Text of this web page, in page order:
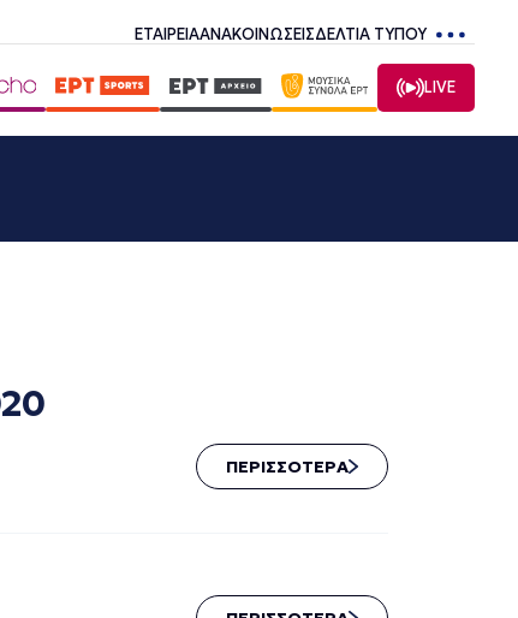
ΕΤΑΙΡΕΙΑΑΝΑΚΟΙΝΩΣΕΙΣΔΕΛΤΙΑ ΤΥΠΟΥ
LIVE
ΠΕΡΙΣΣΟΤΕΡΑ